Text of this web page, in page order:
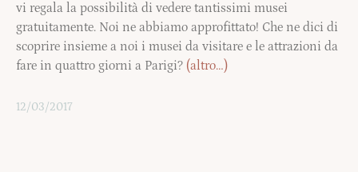
vi regala la possibilità di vedere tantissimi musei
gratuitamente. Noi ne abbiamo approfittato! Che ne dici di
scoprire insieme a noi i musei da visitare e le attrazioni da
fare in quattro giorni a Parigi? (altro…)
12/03/2017